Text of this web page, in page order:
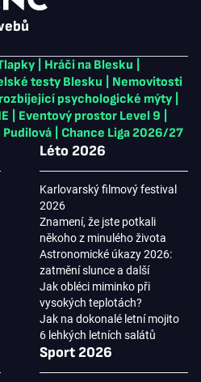
Hráči na Blesku
testy Blesku
Nemovitosti
psychologické mýty
Eventový prostor Level 9
Pudilová
Chance Liga 2026/27
Léto 2026
Karlovarský filmový festival
2026
Znamení, že jste potkali
někoho z minulého života
Astronomické úkazy 2026:
zatmění slunce a další
Jak obléci miminko při
vysokých teplotách?
Jak na dokonalé letní mojito
6 lehkých letních salátů
Sport 2026